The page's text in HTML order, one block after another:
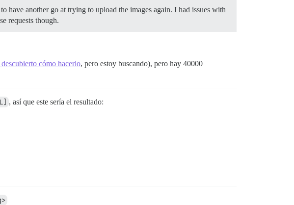
another go at trying to upload the images again. I had issues with
requests though.
cómo hacerlo, pero estoy buscando), pero hay 40000
, así que este sería el resultado: